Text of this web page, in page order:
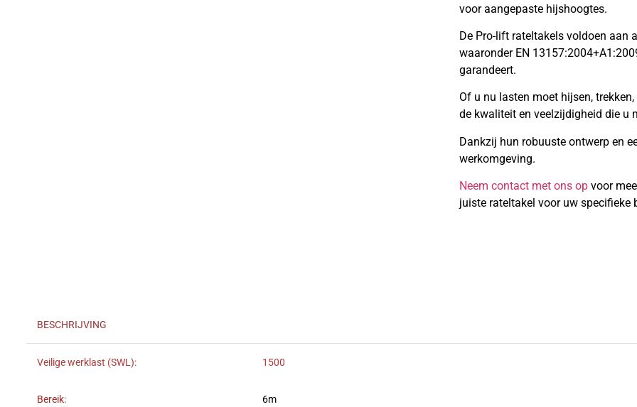
voor aangepaste hijshoogtes.
De Pro-lift rateltakels voldoen aan
waaronder EN
garandeert.
Of u nu lasten moet hijsen,
de kwaliteit en veelzijdigheid die u
Dankzij hun robuuste ontwerp en
werkomgeving.
Neem contact met ons op voor
juiste rateltakel voor uw specifieke
BESCHRIJVING
Veilige werklast (SWL): 1500
Bereik: 6m